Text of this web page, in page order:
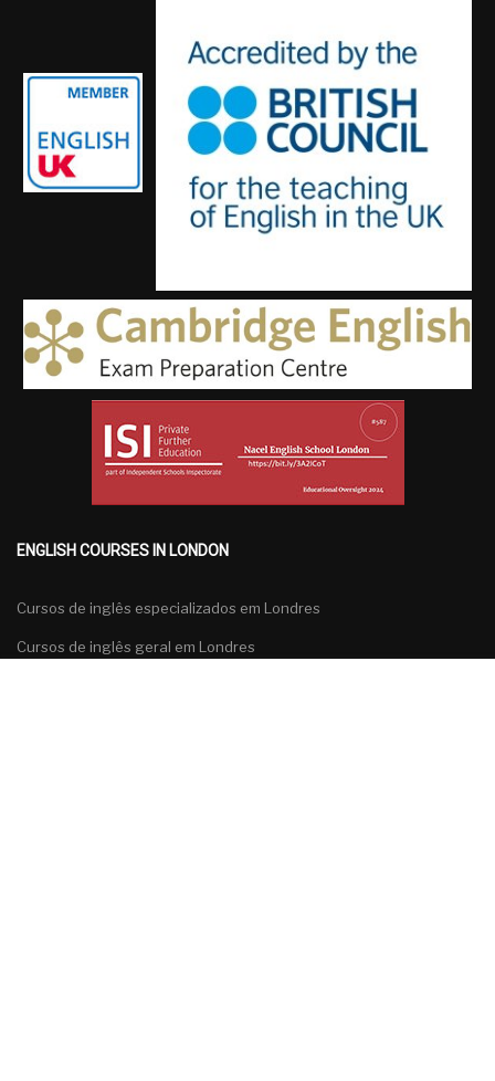
ENGLISH COURSES IN LONDON
Cursos de inglês especializados em Londres
Cursos de inglês geral em Londres